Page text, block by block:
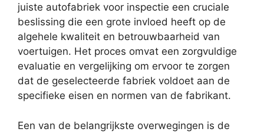
juiste autofabriek voor inspectie een cruciale
beslissing die een grote invloed heeft op de
algehele kwaliteit en betrouwbaarheid van
voertuigen. Het proces omvat een zorgvuldige
evaluatie en vergelijking om ervoor te zorgen
dat de geselecteerde fabriek voldoet aan de
specifieke eisen en normen van de fabrikant.
Een van de belangrijkste overwegingen is de